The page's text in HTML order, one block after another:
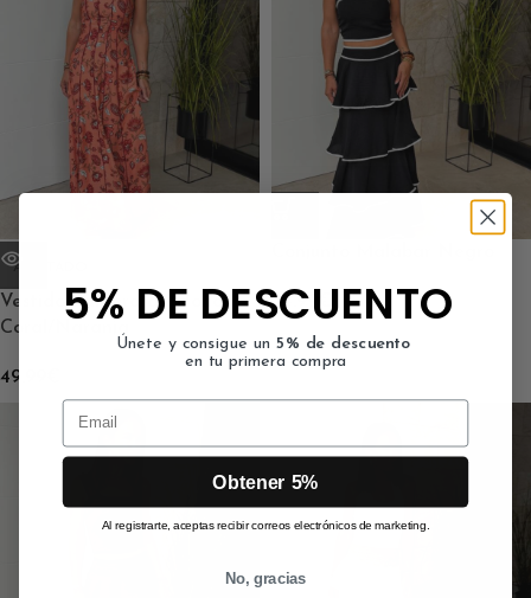
AGOTADO
Vestido Palabra de Honor
Coral/Naranja
49.99
44.99
5% DE DESCUENTO
Únete y consigue un 5% de descuento
en tu primera compra
Email
Obtener 5%
Al registrarte, aceptas recibir correos electrónicos de marketing.
No, gracias